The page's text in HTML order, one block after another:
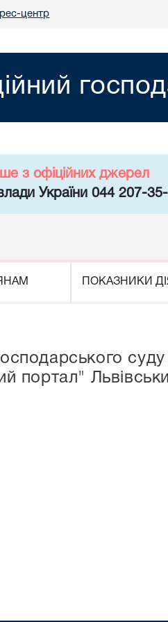
центр
з офіційних джерел
України 044 207-
ПОКАЗНИКИ
портал"